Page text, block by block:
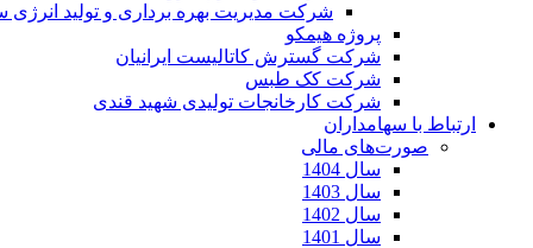
شرکت مدیریت بهره برداری و تولید انرژی
پروژه هیمکو
شرکت گسترش کاتالیست ایرانیان
شرکت کک طبس
شرکت کارخانجات تولیدی شهید قندی
ارتباط با سهامداران
صورت‌های مالی
سال 1404
سال 1403
سال 1402
سال 1401